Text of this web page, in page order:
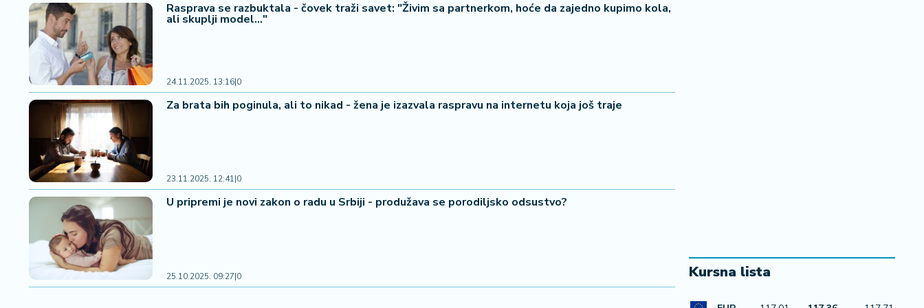
Rasprava se razbuktala - čovek traži savet: "Živim sa partnerkom, hoće da zajedno kupimo kola,
ali skuplji model..."
24.11.2025. 13:16|0
Za brata bih poginula, ali to nikad - žena je izazvala raspravu na internetu koja još traje
23.11.2025. 12:41|0
U pripremi je novi zakon o radu u Srbiji - produžava se porodiljsko odsustvo?
25.10.2025. 09:27|0 Kursna lista